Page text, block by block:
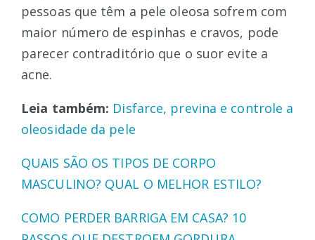
pessoas que têm a pele oleosa sofrem com
maior número de espinhas e cravos, pode
parecer contraditório que o suor evite a
acne.
Leia também: Disfarce, previna e controle a
oleosidade da pele
QUAIS SÃO OS TIPOS DE CORPO
MASCULINO? QUAL O MELHOR ESTILO?
COMO PERDER BARRIGA EM CASA? 10